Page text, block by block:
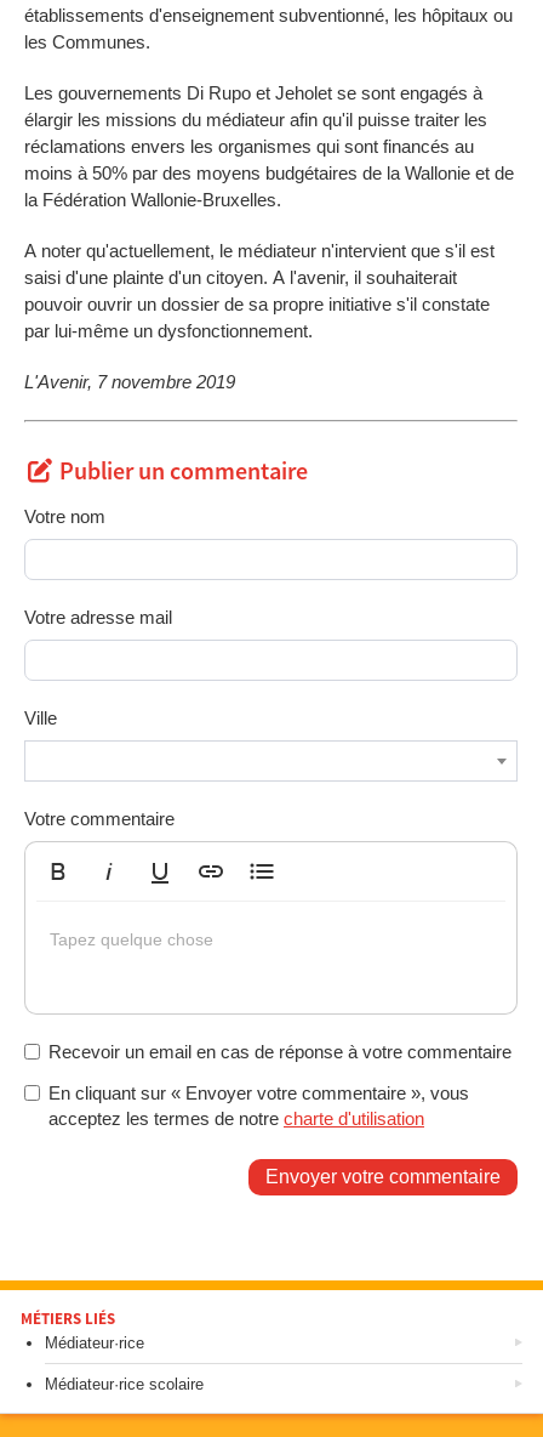
établissements d'enseignement subventionné, les hôpitaux ou
les Communes.
Les gouvernements Di Rupo et Jeholet se sont engagés à
élargir les missions du médiateur afin qu'il puisse traiter les
réclamations envers les organismes qui sont financés au
moins à 50% par des moyens budgétaires de la Wallonie et de
la Fédération Wallonie-Bruxelles.
A noter qu'actuellement, le médiateur n'intervient que s'il est
saisi d'une plainte d'un citoyen. A l'avenir, il souhaiterait
pouvoir ouvrir un dossier de sa propre initiative s'il constate
par lui-même un dysfonctionnement.
L'Avenir, 7 novembre 2019
Publier un commentaire
Votre nom
Votre adresse mail
Ville
Votre commentaire
Tapez quelque chose
Recevoir un email en cas de réponse à votre commentaire
En cliquant sur « Envoyer votre commentaire », vous
acceptez les termes de notre charte d'utilisation
Envoyer votre commentaire
MÉTIERS LIÉS
Médiateur·rice
Médiateur·rice scolaire